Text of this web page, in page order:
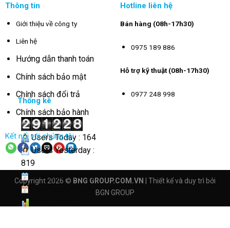
Thông tin
Giới thiệu về công ty
Liên hệ
Hướng dẫn thanh toán
Chính sách bảo mật
Chính sách đổi trả
Chính sách bảo hành
Kết nối với chúng tôi
Hotline liên hệ
Bán hàng (08h-17h30)
0975 189 886
Hỗ trợ kỹ thuật (08h-17h30)
0977 248 998
Thống kê
Users Today : 164
Users Yesterday :
819
This Month : 3785
Copyright 2026 © BNG GROUP.COM.VN
| Thiết kế và duy trì bởi
BGN GROUP